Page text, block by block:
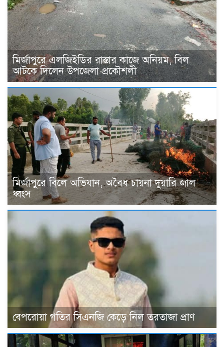
মির্জাপুরে এলজিইডির রাস্তার কাজে অনিয়ম, বিল
আটকে দিলেন উপজেলা প্রকৌশলী
মির্জাপুরে বিলে অভিযান, অবৈধ চায়না দুয়ারি জাল
ধ্বংস
বেপরোয়া গতির সিএনজি কেড়ে নিল তরতাজা প্রাণ